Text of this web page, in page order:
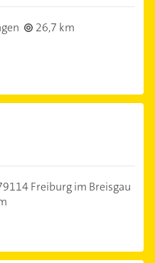
26,7 km
Freiburg im Breisgau